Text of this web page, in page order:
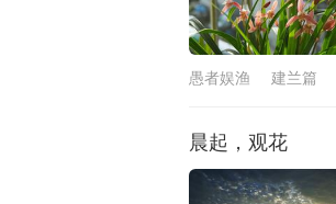
愚者娱渔 建兰篇
晨起，观花